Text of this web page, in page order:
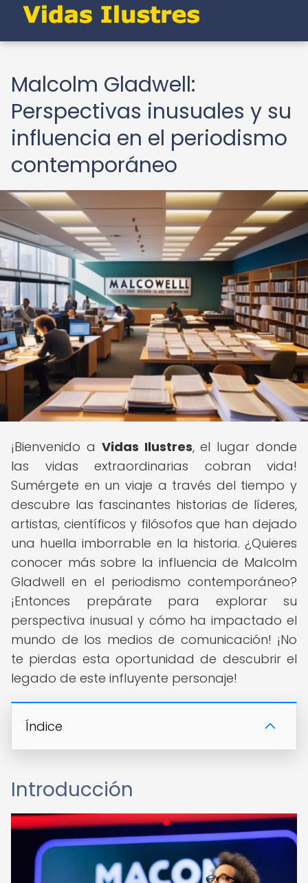
Malcolm Gladwell:
Perspectivas inusuales y su
influencia en el periodismo
contemporáneo
¡Bienvenido a Vidas Ilustres, el lugar donde
las vidas extraordinarias cobran vida!
Sumérgete en un viaje a través del tiempo y
descubre las fascinantes historias de líderes,
artistas, científicos y filósofos que han dejado
una huella imborrable en la historia. ¿Quieres
conocer más sobre la influencia de Malcolm
Gladwell en el periodismo contemporáneo?
¡Entonces prepárate para explorar su
perspectiva inusual y cómo ha impactado el
mundo de los medios de comunicación! ¡No
te pierdas esta oportunidad de descubrir el
legado de este influyente personaje!
Índice
Introducción